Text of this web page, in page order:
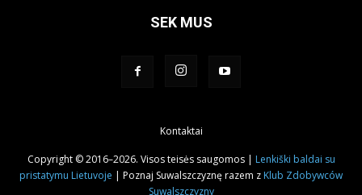
SEK MUS
Kontaktai
Copyright © 2016–2026. Visos teisės saugomos | Lenkiški baldai su
pristatymu Lietuvoje | Poznaj Suwalszczyznę razem z Klub Zdobywców
Suwalszczyzny